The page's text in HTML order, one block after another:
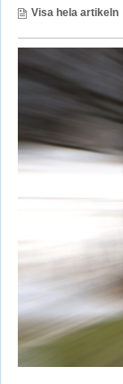
Visa hela artikeln